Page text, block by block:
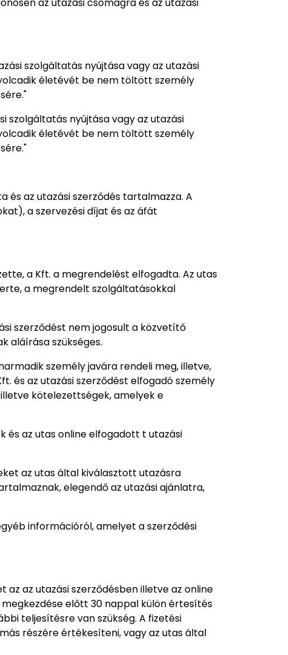
szolgáltatás nyújtása vagy az utazási
életévét be nem töltött személy
szolgáltatás nyújtása vagy az utazási
életévét be nem töltött személy
az utazási szerződés tartalmazza. A
a szervezési díjat és az áfát
a Kft. a megrendelést elfogadta. Az utas
a megrendelt szolgáltatásokkal
szerződést nem jogosult a közvetítő
aláírása szükséges.
személy javára rendeli meg, illetve,
és az utazási szerződést elfogadó személy
kötelezettségek, amelyek e
az utas online elfogadott t utazási
az utas által kiválasztott utazásra
elegendő az utazási ajánlatra,
információról, amelyet a szerződési
az utazási szerződésben illetve az online
előtt 30 nappal külön értesítés
teljesítésre van szükség. A fizetési
részére értékesíteni, vagy az utas által